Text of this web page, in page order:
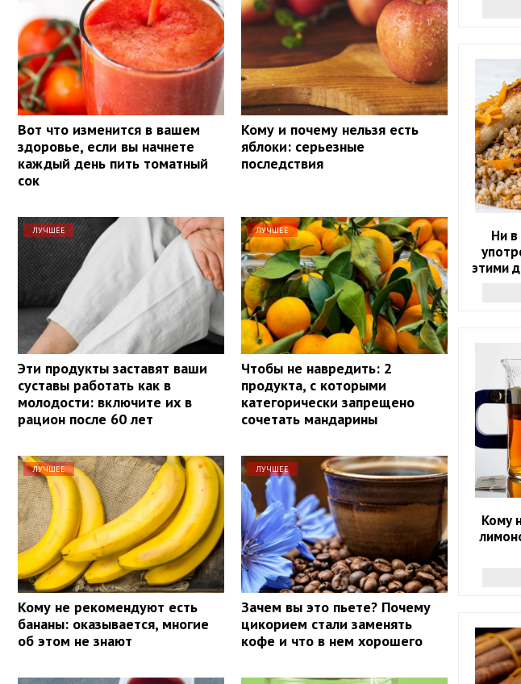
Вот что изменится в вашем
здоровье, если вы начнете
каждый день пить томатный
сок
Кому и почему нельзя есть
яблоки: серьезные
последствия
ЛУЧШЕЕ
Эти продукты заставят ваши
суставы работать как в
молодости: включите их в
рацион после 60 лет
ЛУЧШЕЕ
Чтобы не навредить: 2
продукта, с которыми
категорически запрещено
сочетать мандарины
ЛУЧШЕЕ
Кому не рекомендуют есть
бананы: оказывается, многие
об этом не знают
ЛУЧШЕЕ
Зачем вы это пьете? Почему
цикорием стали заменять
кофе и что в нем хорошего
Ни в
этими
Кому